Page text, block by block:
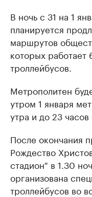
В ночь с 31 на 1
планируется
маршрутов
которых работает
троллейбусов.
Метрополитен
утром 1 января
утра и до 23 часов
После окончания
Рождество
стадион" в 1.30
организована
троллейбусов во